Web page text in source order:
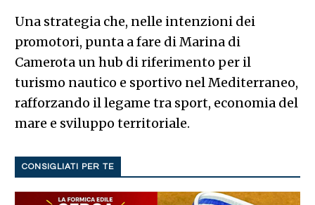
Una strategia che, nelle intenzioni dei
promotori, punta a fare di Marina di
Camerota un hub di riferimento per il
turismo nautico e sportivo nel Mediterraneo,
rafforzando il legame tra sport, economia del
mare e sviluppo territoriale.
CONSIGLIATI PER TE